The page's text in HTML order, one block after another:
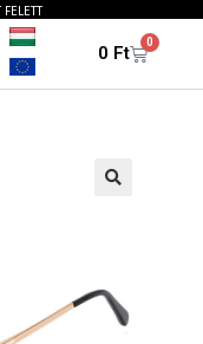
FELETT
0 Ft
0